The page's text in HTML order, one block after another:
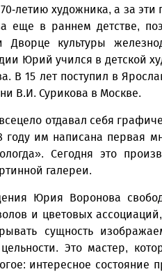
летию художника, а за
еще в раннем детстве,
культуры
Юрий учился в детской
В 15 лет поступил в
В.И. Сурикова в Москве.
отдавал себя
им написана первая
Сегодня это
галереи.
Юрия Воронова
и цветовых
сущность
Это мастер,
интересное состояние